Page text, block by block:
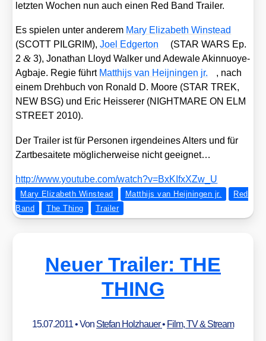
letz­ten Wochen nun auch einen Red Band Trai­ler.
Es spie­len unter ande­rem Mary Eliza­beth Win­s­tead
(SCOTT PILGRIM),Joel Edger­ton
(STAR WARS Ep.
2& 3), Jona­than Lloyd Wal­ker und Ade­wa­le Akin­nuoye-
Agba­je. Regie führt Mat­th­ijs van Hei­j­nin­gen jr.
, nach
einem Dreh­buch von Ronald D. Moo­re (STAR TREK,
NEW BSG) und Eric Heis­se­rer (NIGHTMARE ON ELM
STREET 2010).
Der Trai­ler ist für Per­so­nen irgend­ei­nes Alters und für
Zart­be­sai­te­te mög­li­cher­wei­se nicht geeig­net…
http://​www​.you​tube​.com/​w​a​t​c​h​?​v​=​B​x​K​I​f​x​X​Z​w_U
Mary Elizabeth Winstead Matthijs van Heijningen jr.
Red
Band
The Thing Trailer
Neuer Trailer: THE
THING
15.07.2011• Von Stefan Holzhauer• Film, TV & Stream